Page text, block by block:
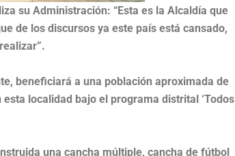
su Administración: “Esta es la Alcaldía que
de los discursos ya este país está cansado,
beneficiará a una población aproximada de
localidad bajo el programa distrital ‘Todos
una cancha múltiple, cancha de fútbol